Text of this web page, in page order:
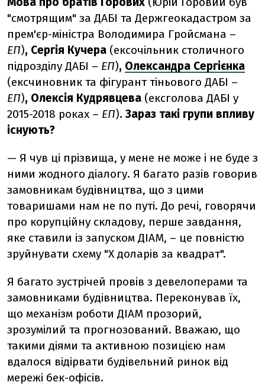
"смотрящим" за ДАБІ та Держгеокадастром за
прем'єр-міністра Володимира Гройсмана –
ЕП), Сергія Кучера (ексочільник столичного
підрозділу ДАБІ – ЕП), Олександра Сергієнка
(ексчиновник та фігурант тіньового ДАБІ –
ЕП), Олексія Кудрявцева (ексголова ДАБІ у
2015-2018 роках – ЕП). Зараз такі групи впливу
існують?
— Я чув ці прізвища, у мене не може і не буде з
ними жодного діалогу. Я багато разів говорив
замовникам будівництва, що з цими
товаришами нам не по путі. До речі, говорячи
про корупційну складову, перше завдання,
яке ставили із запуском ДІАМ, – це повністю
зруйнувати схему "X доларів за квадрат".
Я багато зустрічей провів з девелоперами та
замовниками будівництва. Переконував їх,
що механізм роботи ДІАМ прозорий,
зрозумілий та прогнозований. Вважаю, що
такими діями та активною позицією нам
вдалося відірвати будівельний ринок від
мережі бек-офісів.